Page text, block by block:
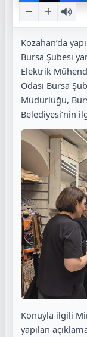
Kozahan’da
Bursa Şubesi
Elektrik
Odası Bursa
Müdürlüğü,
Belediyesi’nin
Konuyla ilgili
yapılan